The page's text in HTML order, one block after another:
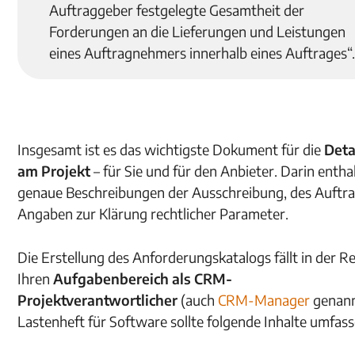
Auftraggeber festgelegte Gesamtheit der
Forderungen an die Lieferungen und Leistungen
eines Auftragnehmers innerhalb eines Auftrages“.
Insgesamt ist es das wichtigste Dokument für die
am Projekt–für Sie und für den Anbieter. Darin
genaue Beschreibungen der Ausschreibung, des
Angaben zur Klärung rechtlicher Parameter.
Die Erstellung des Anforderungskatalogs fällt in der
Ihren Aufgabenbereich als CRM-
Projektverantwortlicher (auch CRM-Manager
Lastenheft für Software sollte folgende Inhalte